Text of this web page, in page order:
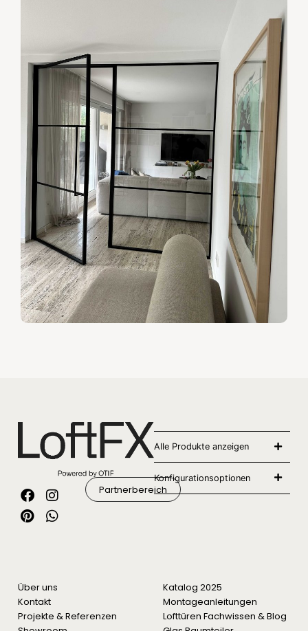
Partnerbereich
Alle Produkte anzeigen
Konfigurationsoptionen
Über uns
Kontakt
Projekte & Referenzen
Katalog 2025
Montageanleitungen
Lofttüren Fachwissen & Blog